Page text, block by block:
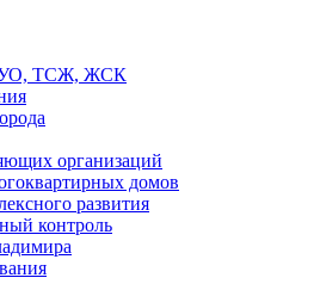
УО, ТСЖ, ЖСК
организаций
домов
развития
контроль